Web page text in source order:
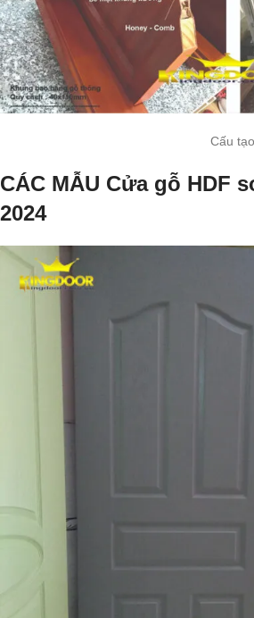
Cấu tạo của
CÁC MẪU Cửa gỗ HDF
2024